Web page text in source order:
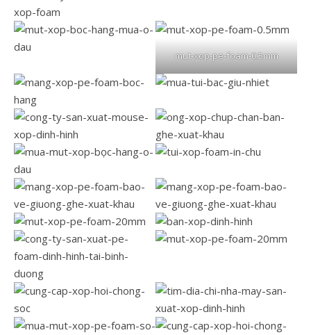
mut-xop-pe-foam-0.5mm